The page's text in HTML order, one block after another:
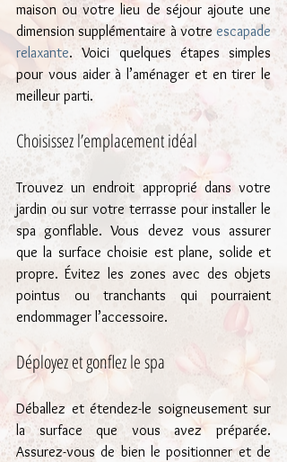
maison ou votre lieu de séjour ajoute une
dimension supplémentaire à votre escapade
relaxante. Voici quelques étapes simples
pour vous aider à l’aménager et en tirer le
meilleur parti.
Choisissez l’emplacement idéal
Trouvez un endroit approprié dans votre
jardin ou sur votre terrasse pour installer le
spa gonflable. Vous devez vous assurer
que la surface choisie est plane, solide et
propre. Évitez les zones avec des objets
pointus ou tranchants qui pourraient
endommager l’accessoire.
Déployez et gonflez le spa
Déballez et étendez-le soigneusement sur
la surface que vous avez préparée.
Assurez-vous de bien le positionner et de